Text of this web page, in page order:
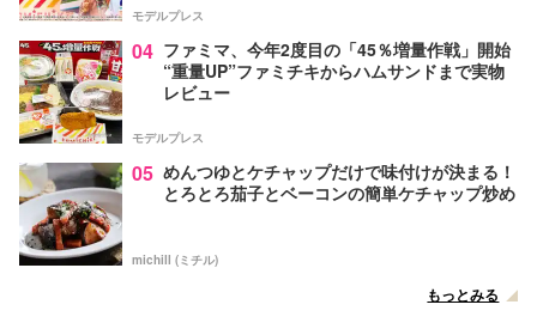
モデルプレス
04 ファミマ、今年2度目の「45％増量作戦」開始
“重量UP”ファミチキからハムサンドまで実物
レビュー
モデルプレス
05 めんつゆとケチャップだけで味付けが決まる！
とろとろ茄子とベーコンの簡単ケチャップ炒め
michill (ミチル)
もっとみる